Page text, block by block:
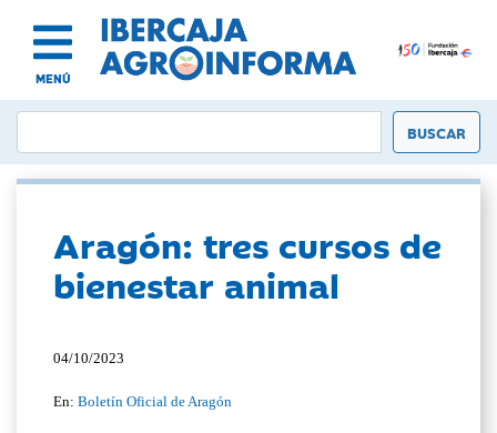
MENÚ
Aragón: tres cursos de
bienestar animal
04/10/2023
En:Boletín Oficial de Aragón